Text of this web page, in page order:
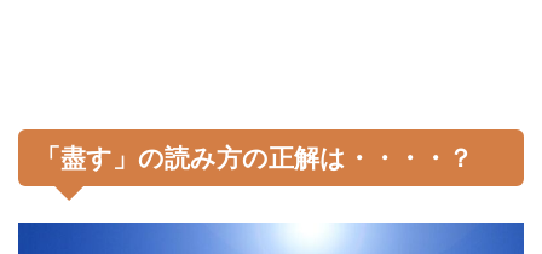
「盡す」の読み方の正解は・・・・？